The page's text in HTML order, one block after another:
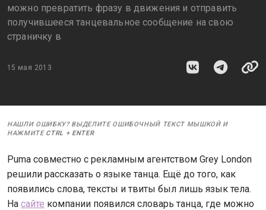
можно превратить фразу в движения и отправить
получившееся танцевальное сообщение на свою
страничку в
15 мая 2013
НАШЛИ ОШИБКУ? ВЫДЕЛИТЕ ОШИБОЧНЫЙ ТЕКСТ МЫШКОЙ И
НАЖМИТЕ CTRL + ENTER
Puma совместно с рекламным агентством Grey London
решили рассказать о языке танца. Ещё до того, как
появились слова, тексты и твиты был лишь язык тела.
На сайте компании появился словарь танца, где можно